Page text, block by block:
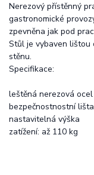
Nerezový přístěnný
gastronomické
zpevněna jak pod
Stůl je vybaven lištou
stěnu.
Specifikace:
leštěná nerezová ocel
bezpečnostnostní lišta
nastavitelná výška
zatížení: až 110 kg